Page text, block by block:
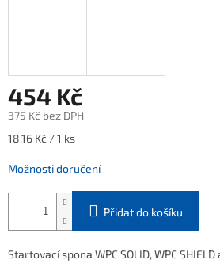
454 Kč
375 Kč bez DPH
Měrná
18,16 Kč / 1 ks
Možnosti doručení
Přidat do košíku
Startovací spona WPC SOLID, WPC